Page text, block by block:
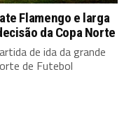
Flamengo e larga
da Copa Norte
de ida da grande
de Futebol